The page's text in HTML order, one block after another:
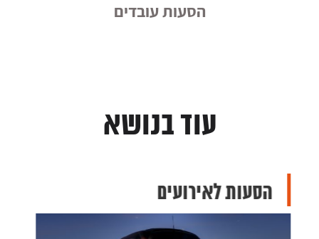
הסעות עובדים
עוד בנושא
הסעות לאירועים